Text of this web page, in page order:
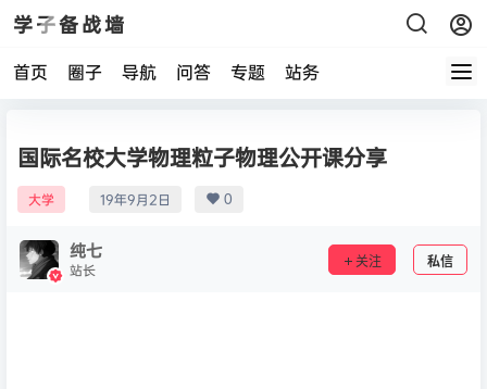
学子备战墙
首页 圈子 导航 问答 专题 站务
国际名校大学物理粒子物理公开课分享
大学 19年9月2日 0
纯七
站长 关注 私信